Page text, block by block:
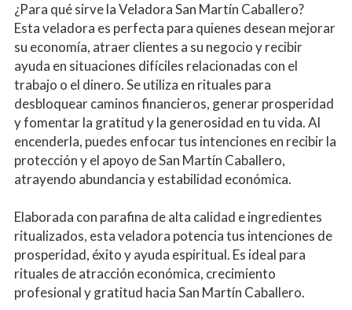
¿Para qué sirve la Veladora San Martín Caballero?
Esta veladora es perfecta para quienes desean mejorar
su economía, atraer clientes a su negocio y recibir
ayuda en situaciones difíciles relacionadas con el
trabajo o el dinero. Se utiliza en rituales para
desbloquear caminos financieros, generar prosperidad
y fomentar la gratitud y la generosidad en tu vida. Al
encenderla, puedes enfocar tus intenciones en recibir la
protección y el apoyo de San Martín Caballero,
atrayendo abundancia y estabilidad económica.
Elaborada con parafina de alta calidad e ingredientes
ritualizados, esta veladora potencia tus intenciones de
prosperidad, éxito y ayuda espiritual. Es ideal para
rituales de atracción económica, crecimiento
profesional y gratitud hacia San Martín Caballero.